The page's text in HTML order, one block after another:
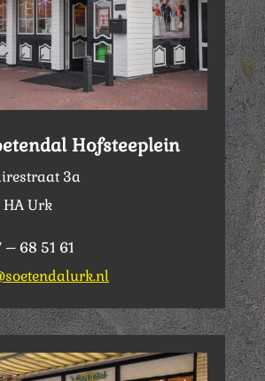
Hofsteeplein
3a
HA Urk
– 68 51 61